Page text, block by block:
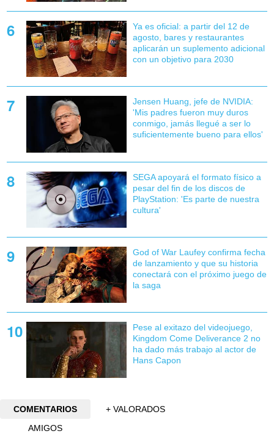
Ya es oficial: a partir del 12 de
agosto, bares y restaurantes
aplicarán un suplemento adicional
con un objetivo para 2030
Jensen Huang, jefe de NVIDIA:
'Mis padres fueron muy duros
conmigo, jamás llegué a ser lo
suficientemente bueno para ellos'
SEGA apoyará el formato físico a
pesar del fin de los discos de
PlayStation: 'Es parte de nuestra
cultura'
God of War Laufey confirma fecha
de lanzamiento y que su historia
conectará con el próximo juego de
la saga
Pese al exitazo del videojuego,
Kingdom Come Deliverance 2 no
ha dado más trabajo al actor de
Hans Capon
COMENTARIOS
+ VALORADOS
AMIGOS